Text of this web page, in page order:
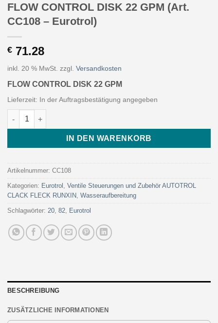
FLOW CONTROL DISK 22 GPM (Art.
CC108 – Eurotrol)
€ 71.28
inkl. 20 % MwSt. zzgl. Versandkosten
FLOW CONTROL DISK 22 GPM
Lieferzeit: In der Auftragsbestätigung angegeben
FLOW CONTROL DISK 22 GPM (Art. CC108 - Eurotrol) Menge
IN DEN WARENKORB
Artikelnummer: CC108
Kategorien: Eurotrol , Ventile Steuerungen und Zubehör AUTOTROL
CLACK FLECK RUNXIN, Wasseraufbereitung
Schlagwörter: 20, 82, Eurotrol
BESCHREIBUNG
ZUSÄTZLICHE INFORMATIONEN